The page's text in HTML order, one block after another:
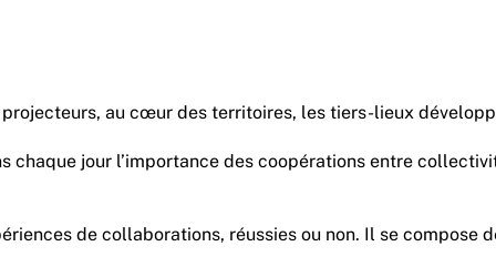
au cœur des territoires, les tiers-lieux
jour l’importance des coopérations entre
de collaborations, réussies ou non. Il se